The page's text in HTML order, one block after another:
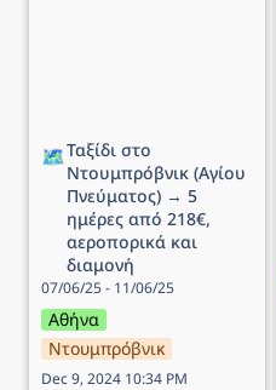
🗺️Ταξίδι στο
Ντουμπρόβνικ (Αγίου
Πνεύματος) → 5
ημέρες από 218€,
αεροπορικά και
διαμονή
07/06/25 - 11/06/25
Αθήνα
Ντουμπρόβνικ
Dec 9, 2024 10:34 PM